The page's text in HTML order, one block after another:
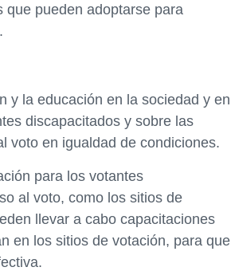
pueden adoptarse para
y la educación en la sociedad y en
discapacitados y sobre las
voto en igualdad de condiciones.
para los votantes
al voto, como los sitios de
llevar a cabo capacitaciones
en los sitios de votación, para que